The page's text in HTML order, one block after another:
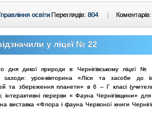
освіти Коментарів:
Переглядів: 804 |
у ліцеї № 22
дня дикої природи в Чернігівському ліцеї
заходи: урок-вікторина «Ліси та засоби до
та збереження планети» в 6 – Г класі (учитель
інтерактивні перерви « Фауна Чернігівщини» для
виставка «Флора і фауна Червоної книги